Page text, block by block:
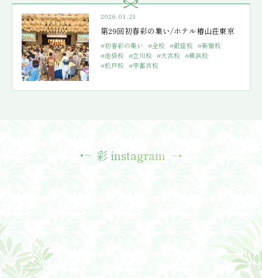
2026.01.21
第29回初春彩の集い/ホテル椿山荘東京
#初春彩の集い #全校 #銀座校 #新宿校
#池袋校 #立川校 #大宮校 #横浜校
#松戸校 #宇都宮校
彩 instagram